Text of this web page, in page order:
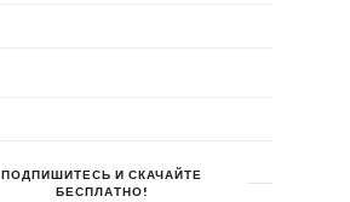
ПОДПИШИТЕСЬ И СКАЧАЙТЕ
БЕСПЛАТНО!